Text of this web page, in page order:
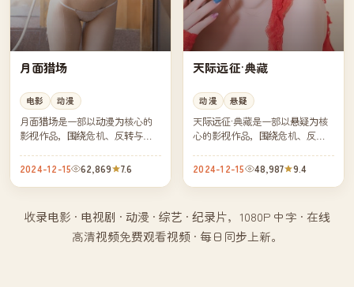
月面猎场
电影 动漫
月面猎场是一部以动漫为核心的
影视作品，围绕危机、反转与人
得推荐观看。
2024-12-15 62,869 7.6
天际远征·典藏
动漫 悬疑
天际远征·典藏是一部以悬疑为核
心的影视作品，围绕危机、反转
凑，值得推荐观看。
2024-12-15 48,987 9.4
收录电影 · 电视剧 · 动漫 · 综艺 · 纪录片，1080P 中字 · 在线
高清视频免费观看视频 · 每日同步上新。